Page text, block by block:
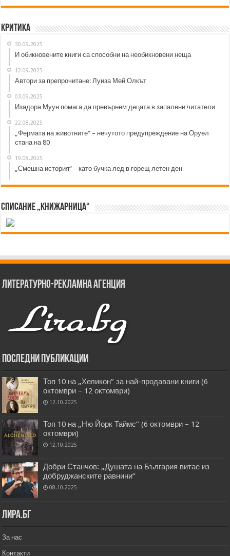
Критика
30.09.2025
И обикновените книги са способни на необикновени неща
12.09.2025
Автори за препрочитане: Луиза Мей Олкът
03.09.2025
Изадора Муун помага да превърнем децата в запалени читатели
22.08.2025
„Фермата на животните“ – нечутото предупреждение на Оруел
стана на 80
19.08.2025
„Смешна история“ – като бучка лед в горещ летен ден
Списание „Книжарница“
Литературно-рекламна агенция
Последни публикации
Топ 10 на „Хеликон” за най-продавани книги (6
октомври – 12 октомври)
12.10.2025
Топ 10 на „Ню Йорк Таймс” (6 октомври – 12
октомври)
12.10.2025
Добри Станчов: „Душата на България витае из
добруджанските равнини“
08.10.2025
Лира.бг
За нас
Контакти